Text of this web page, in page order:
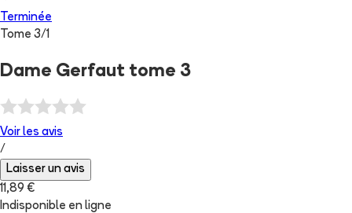
Terminée
Tome 3/1
Dame Gerfaut tome 3
Voir les avis
/
Laisser un avis
11,89 €
Indisponible en ligne